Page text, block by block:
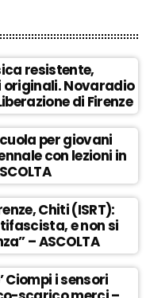
resistente,
originali. Novaradio
di Firenze
per giovani
con lezioni in
Chiti (ISRT):
e non si
– ASCOLTA
Ciompi i sensori